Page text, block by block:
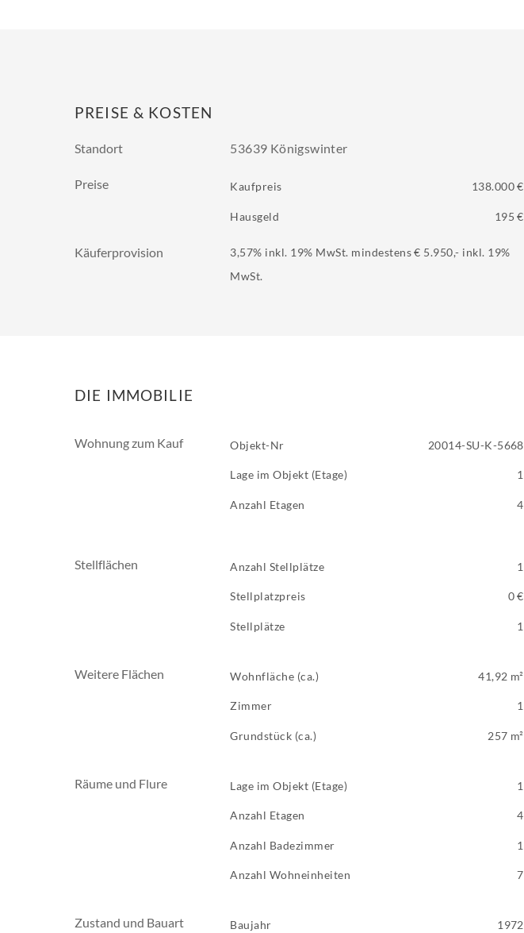
PREISE & KOSTEN
Standort 53639 Königswinter
Preise Kaufpreis 138.000 €
Hausgeld 195 €
Käuferprovision
3,57% inkl. 19% MwSt. mindestens € 5.950,- inkl. 19%
MwSt.
DIE IMMOBILIE
Wohnung zum Kauf Objekt-Nr 20014-SU-K-5668
Lage im Objekt (Etage) 1
Anzahl Etagen 4
Stellflächen Anzahl Stellplätze 1
Stellplatzpreis 0 €
Stellplätze 1
Weitere Flächen Wohnfläche (ca.) 41,92 m²
Zimmer 1
Grundstück (ca.) 257 m²
Räume und Flure Lage im Objekt (Etage) 1
Anzahl Etagen 4
Anzahl Badezimmer 1
Anzahl Wohneinheiten 7
Zustand und Bauart Baujahr 1972